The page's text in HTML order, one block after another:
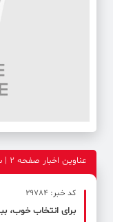
عناوین اخبار صفحه ۲ | سیاست روز | یکشنبه 27 خر 1403
کد خبر: 29784
برای انتخاب خوب،